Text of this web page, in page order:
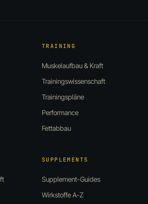
TRAINING
Muskelaufbau & Kraft
Trainingswissenschaft
Trainingspläne
Performance
Fettabbau
SUPPLEMENTS
Supplement-Guides
Wirkstoffe A-Z